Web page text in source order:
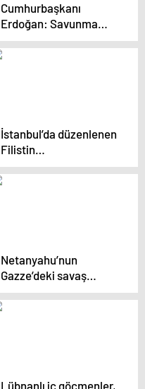
Cumhurbaşkanı
Erdoğan: Savunma
sanayinde güçlü olmak
bir beka meselesidir
İstanbul’da düzenlenen
Filistin
Sempozyumu’nda
Apartheid ve Siyonist
Netanyahu’nun
Gazze’deki savaş
sonrası planı ortaya
çıktı
Lübnanlı iç göçmenler,